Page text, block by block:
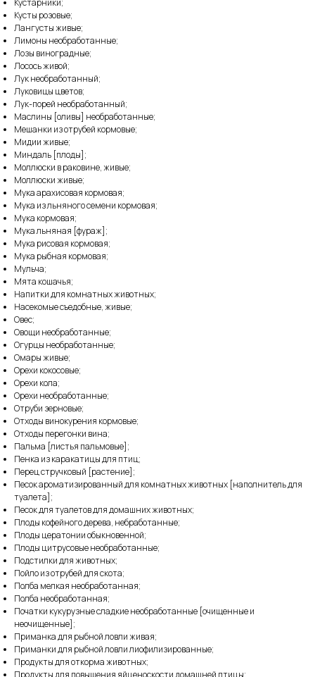
Кустарники;
Кусты розовые;
Лангусты живые;
Лимоны необработанные;
Лозы виноградные;
Лосось живой;
Лук необработанный;
Луковицы цветов;
Лук-порей необработанный;
Маслины [оливы] необработанные;
Мешанки из отрубей кормовые;
Мидии живые;
Миндаль [плоды];
Моллюски в раковине, живые;
Моллюски живые;
Мука арахисовая кормовая;
Мука из льняного семени кормовая;
Мука кормовая;
Мука льняная [фураж];
Мука рисовая кормовая;
Мука рыбная кормовая;
Мульча;
Мята кошачья;
Напитки для комнатных животных;
Насекомые съедобные, живые;
Овес;
Овощи необработанные;
Огурцы необработанные;
Омары живые;
Орехи кокосовые;
Орехи кола;
Орехи необработанные;
Отруби зерновые;
Отходы винокурения кормовые;
Отходы перегонки вина;
Пальма [листья пальмовые];
Пенка из каракатицы для птиц;
Перец стручковый [растение];
Песок ароматизированный для комнатных животных [наполнитель для
туалета];
Песок для туалетов для домашних животных;
Плоды кофейного дерева, небработанные;
Плоды цератонии обыкновенной;
Плоды цитрусовые необработанные;
Подстилки для животных;
Пойло из отрубей для скота;
Полба мелкая необработанная;
Полба необработанная;
Початки кукурузные сладкие необработанные [очищенные и
неочищенные];
Приманка для рыбной ловли живая;
Приманки для рыбной ловли лиофилизированные;
Продукты для откорма животных;
Продукты для повышения яйценоскости домашней птицы;